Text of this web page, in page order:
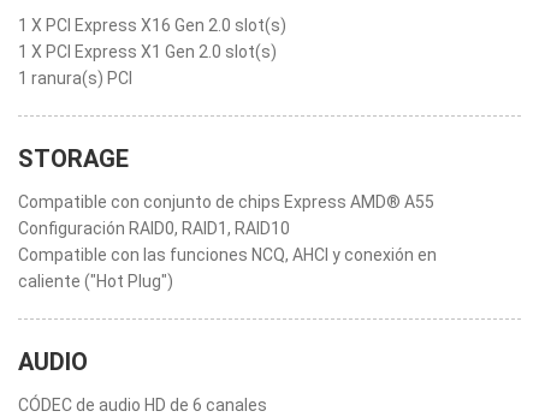
1 X PCI Express X16 Gen 2.0 slot(s)
1 X PCI Express X1 Gen 2.0 slot(s)
1 ranura(s) PCI
STORAGE
Compatible con conjunto de chips Express AMD® A55
Configuración RAID0, RAID1, RAID10
Compatible con las funciones NCQ, AHCI y conexión en
caliente ("Hot Plug")
AUDIO
CÓDEC de audio HD de 6 canales